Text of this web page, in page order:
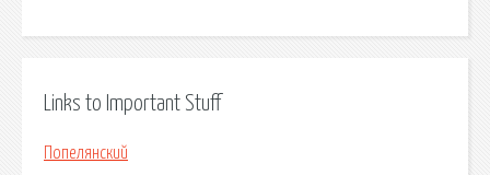
Links to Important Stuff
Попелянский